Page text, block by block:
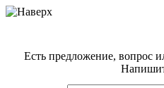
Есть предложение, вопрос